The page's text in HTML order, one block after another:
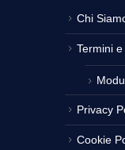
Chi
Termini
Privacy
Cookie